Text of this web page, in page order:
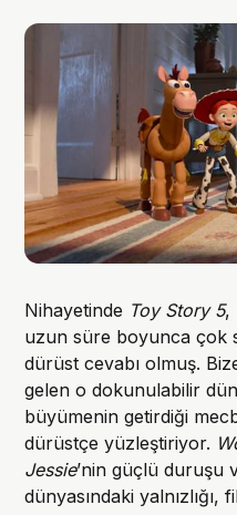
Nihayetinde Toy Story 5,
uzun süre boyunca çok
dürüst cevabı olmuş.
gelen o dokunulabilir
büyümenin getirdiği
dürüstçe yüzleştiriyor.
Jessie’nin güçlü duruşu
dünyasındaki